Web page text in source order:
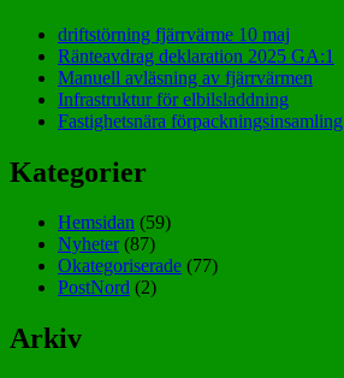
driftstörning fjärrvärme 10 maj
Ränteavdrag deklaration 2025 GA:1
Manuell avläsning av fjärrvärmen
Infrastruktur för elbilsladdning
Fastighetsnära förpackningsinsamling
Kategorier
Hemsidan (59)
Nyheter(87)
Okategoriserade (77)
PostNord (2)
Arkiv